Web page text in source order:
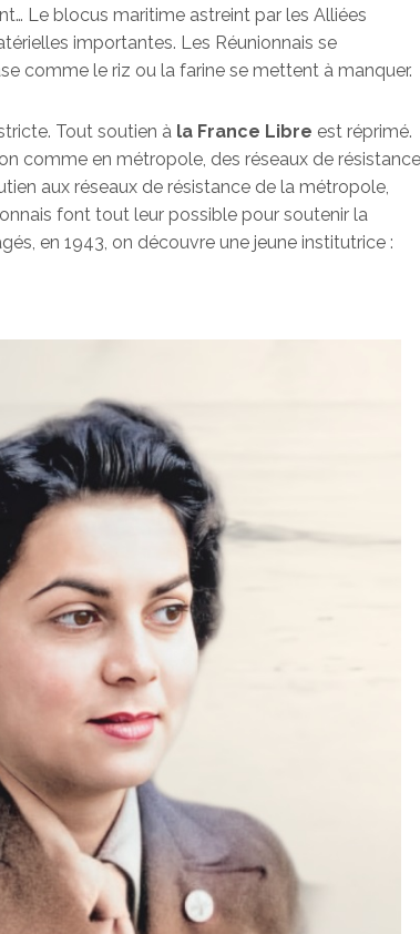
Le blocus maritime astreint par les Alliées
importantes. Les Réunionnais se
comme le riz ou la farine se mettent à manquer.
Tout soutien à la France Libre est réprimé.
comme en métropole, des réseaux de résistance
aux réseaux de résistance de la métropole,
font tout leur possible pour soutenir la
en 1943, on découvre une jeune institutrice :